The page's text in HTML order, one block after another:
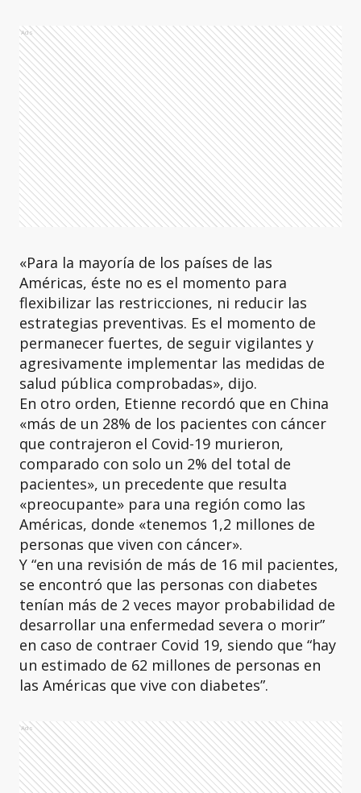
Ads
«Para la mayoría de los países de las
Américas, éste no es el momento para
flexibilizar las restricciones, ni reducir las
estrategias preventivas. Es el momento de
permanecer fuertes, de seguir vigilantes y
agresivamente implementar las medidas de
salud pública comprobadas», dijo.
En otro orden, Etienne recordó que en China
«más de un 28% de los pacientes con cáncer
que contrajeron el Covid-19 murieron,
comparado con solo un 2% del total de
pacientes», un precedente que resulta
«preocupante» para una región como las
Américas, donde «tenemos 1,2 millones de
personas que viven con cáncer».
Y “en una revisión de más de 16 mil pacientes,
se encontró que las personas con diabetes
tenían más de 2 veces mayor probabilidad de
desarrollar una enfermedad severa o morir”
en caso de contraer Covid 19, siendo que “hay
un estimado de 62 millones de personas en
las Américas que vive con diabetes”.
Ads